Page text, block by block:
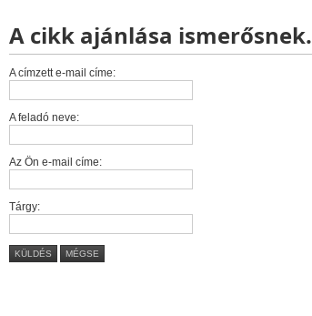
A cikk ajánlása ismerősnek.
A címzett e-mail címe:
A feladó neve:
Az Ön e-mail címe:
Tárgy:
KÜLDÉS MÉGSE